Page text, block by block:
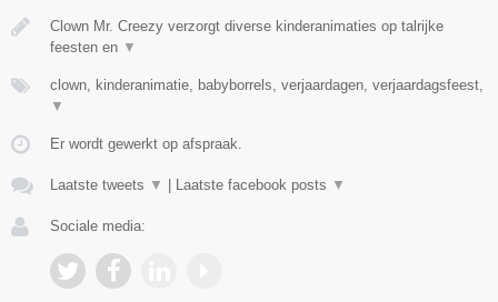
Clown Mr. Creezy verzorgt diverse kinderanimaties op talrijke
feesten en ▼
clown, kinderanimatie, babyborrels, verjaardagen, verjaardagsfeest,
▼
Er wordt gewerkt op afspraak.
Laatste tweets ▼ Laatste facebook posts ▼
Sociale media: